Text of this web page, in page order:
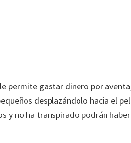
permite gastar dinero por
desplazándolo hacia el
y no ha transpirado podrán